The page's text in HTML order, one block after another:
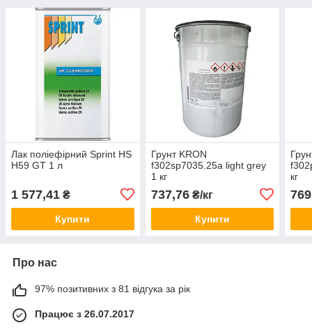
Лак поліефірний Sprint HS
H59 GT 1 л
1 577,41 ₴
Купити
Грунт KRON
f302sp7035.25a light grey
1 кг
737,76₴/кг
Купити
кг
Про нас
97% позитивних з 81 відгука за рік
Працює з 26.07.2017